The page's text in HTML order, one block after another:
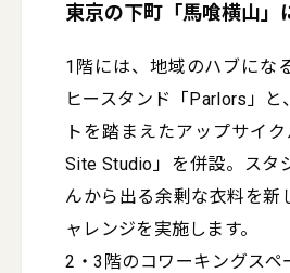
東京の下町「馬喰横山」
1階には、地域のハブにな
ヒースタンド「Parlors」
トを踏まえたアップサイ
Site Studio」を併設。スタ
んから出る余剰な衣料を新
ャレンジを実施します。
2・3階のコワーキングスペ